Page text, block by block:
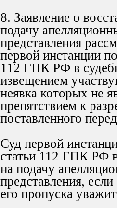
8. Заявление о
подачу
представления
первой инстанции
112 ГПК РФ в
извещением
неявка которых не
препятствием к
поставленного
Суд первой
статьи 112 ГПК РФ
на подачу
представления,
его пропуска